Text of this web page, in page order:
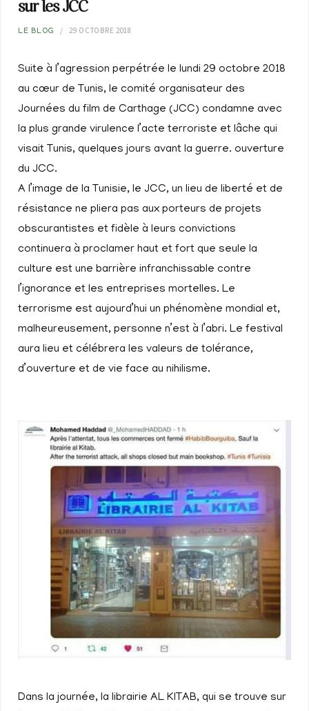
sur les JCC
LE BLOG 29 OCTOBRE 2018
Suite à l’agression perpétrée le lundi 29 octobre 2018
au cœur de Tunis, le comité organisateur des
Journées du film de Carthage (JCC) condamne avec
la plus grande virulence l’acte terroriste et lâche qui
visait Tunis, quelques jours avant la guerre. ouverture
du JCC.
A l’image de la Tunisie, le JCC, un lieu de liberté et de
résistance ne pliera pas aux porteurs de projets
obscurantistes et fidèle à leurs convictions
continuera à proclamer haut et fort que seule la
culture est une barrière infranchissable contre
l’ignorance et les entreprises mortelles. Le
terrorisme est aujourd’hui un phénomène mondial et,
malheureusement, personne n’est à l’abri. Le festival
aura lieu et célébrera les valeurs de tolérance,
d’ouverture et de vie face au nihilisme.
Dans la journée, la librairie AL KITAB, qui se trouve sur